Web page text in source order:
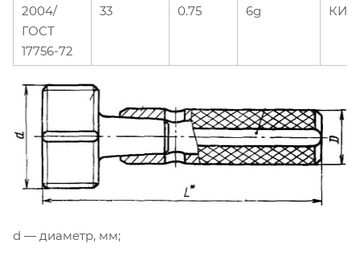
2004/
ГОСТ
17756-72
33 0.75 6g КИ-
d — диаметр, мм;